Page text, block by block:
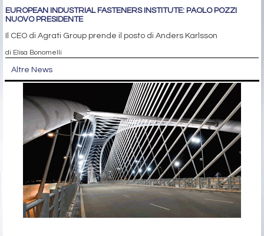
EUROPEAN INDUSTRIAL FASTENERS INSTITUTE: PAOLO POZZI
NUOVO PRESIDENTE
Il CEO di Agrati Group prende il posto di Anders Karlsson
di Elisa Bonomelli
Altre News